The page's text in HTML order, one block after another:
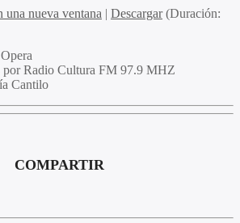
una nueva ventana | Descargar(Duración:
por Radio Cultura FM 97.9 MHZ
Cantilo
COMPARTIR